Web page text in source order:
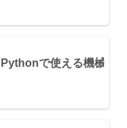
で使える機械学